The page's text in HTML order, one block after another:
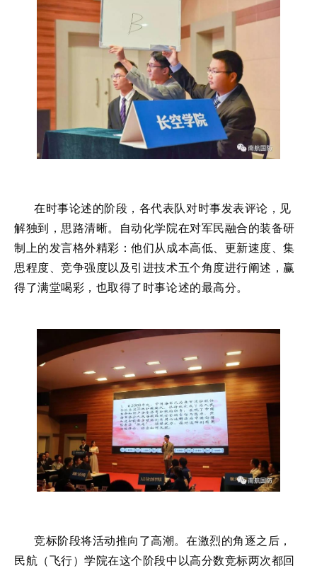
在时事论述的阶段，各代表队对时事发表评论，见
解独到，思路清晰。自动化学院在对军民融合的装备研
制上的发言格外精彩：他们从成本高低、更新速度、集
思程度、竞争强 度以及引进技术五个角度进行阐述，赢
得了满堂喝彩，也取得了时事论述的最高分。
竞标阶段将活动推向了高潮。在激烈的角逐之后，
民航（飞行）学院在这个阶段中以高分数竞标两次都回